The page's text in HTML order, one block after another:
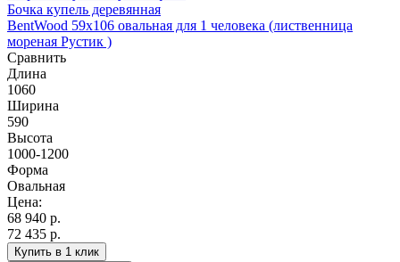
Бочка купель деревянная
BentWood 59х106 овальная для 1 человека (лиственница
мореная Рустик )
Сравнить
Длина
1060
Ширина
590
Высота
1000-1200
Форма
Овальная
Цена:
68 940 р.
72 435 р.
Купить в 1 клик